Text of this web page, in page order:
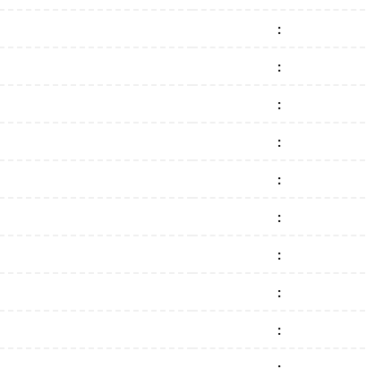
:
:
:
:
:
:
:
:
: